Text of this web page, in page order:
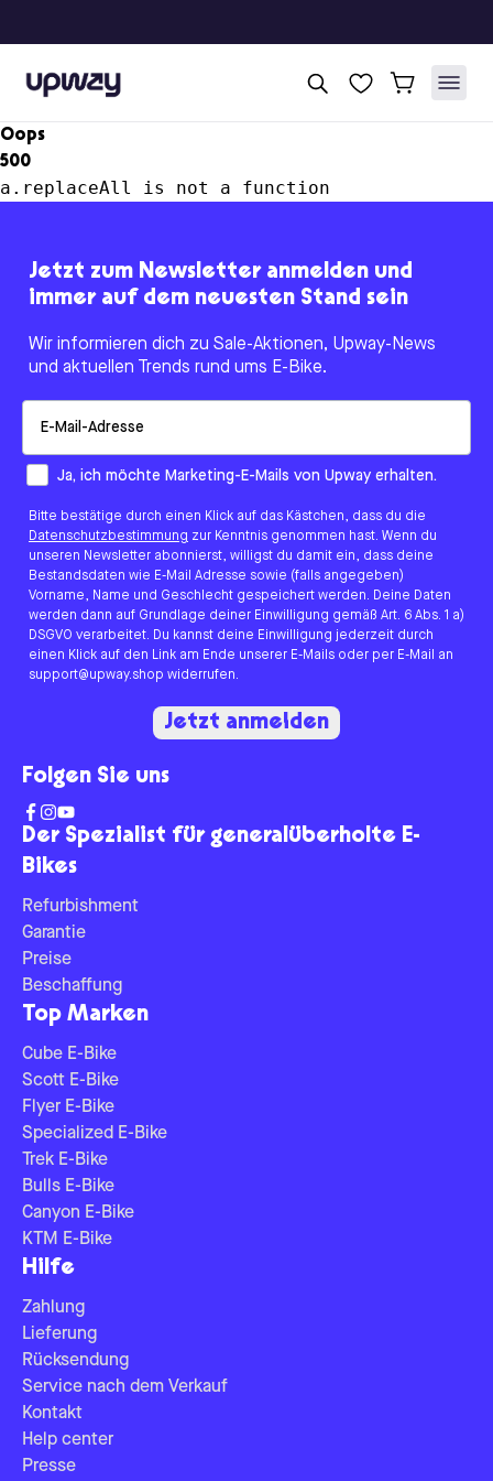
Upway
Oops
500
a.replaceAll is not a function
Der Spezialist für generalüberholte E-
Bikes
Refurbishment
Garantie
Preise
Beschaffung
Top Marken
Cube E-Bike
Scott E-Bike
Flyer E-Bike
Specialized E-Bike
Trek E-Bike
Bulls E-Bike
Canyon E-Bike
KTM E-Bike
Hilfe
Zahlung
Lieferung
Rücksendung
Service nach dem Verkauf
Kontakt
Help center
Presse
Jetzt zum Newsletter anmelden und
immer auf dem neuesten Stand sein
Wir informieren dich zu Sale-Aktionen, Upway-News
und aktuellen Trends rund ums E-Bike.
How would you like to hear from us?
Ja, ich möchte Marketing-E-Mails von Upway erhalten.
Bitte bestätige durch einen Klick auf das Kästchen, dass du die
Datenschutzbestimmung zur Kenntnis genommen hast. Wenn du
unseren Newsletter abonnierst, willigst du damit ein, dass deine
Bestandsdaten wie E-Mail Adresse sowie (falls angegeben)
Vorname, Name und Geschlecht gespeichert werden. Deine Daten
werden dann auf Grundlage deiner Einwilligung gemäß Art. 6 Abs. 1 a)
DSGVO verarbeitet. Du kannst deine Einwilligung jederzeit durch
einen Klick auf den Link am Ende unserer E-Mails oder per E-Mail an
support@upway.shop widerrufen.
Jetzt anmelden
Folgen Sie uns